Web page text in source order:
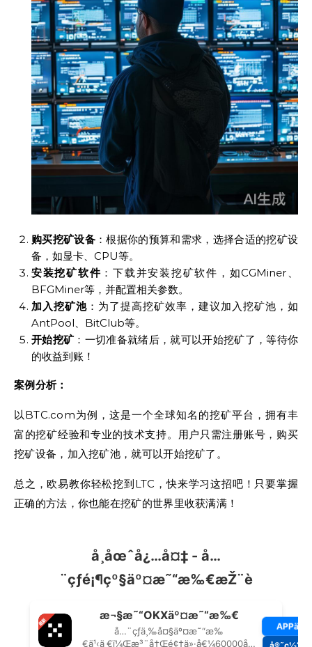
购买挖矿设备 ：根据你的预算和需求，选择合适的挖矿设
备，如显卡、CPU等。
安装挖矿软件 ：下载并安装挖矿软件，如CGMiner、
BFGMiner等，并配置相关参数。
加入挖矿池 ：为了提高挖矿效率，建议加入挖矿池，如
AntPool、BitClub等。
开始挖矿 ：一切准备就绪后，就可以开始挖矿了，等待你
的收益到账！
案例分析：
以BTC.com为例，这是一个全球知名的挖矿平台，拥有丰
富的挖矿经验和专业的技术支持。用户只需注册账号，购买
挖矿设备，加入挖矿池，就可以开始挖矿了。
总之，欧易教你轻松挖到LTC，快来学习这招吧！只要掌握
正确的方法，你也能在挖矿的世界里收获满满！